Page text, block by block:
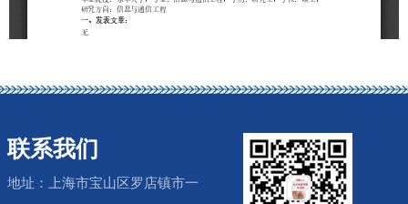
联系我们
地址：上海市宝山区罗店镇市一